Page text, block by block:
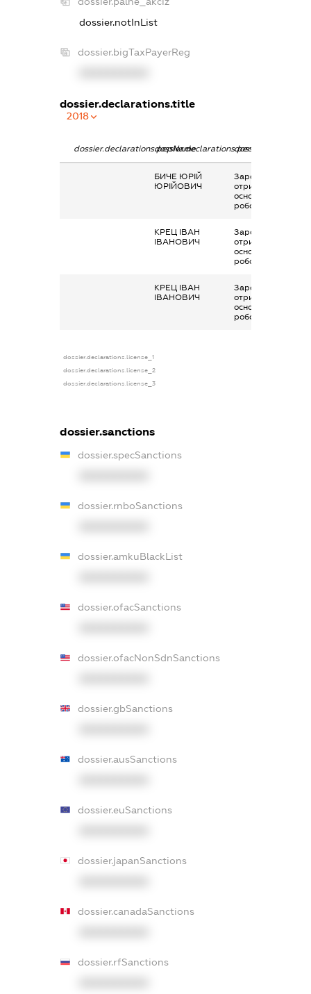
dossier.notInList
dossier.bigTaxPayerReg
dossier.declarations.title
2018
dossier.declarations.pepNamedossier.declarations.personName
БИЧЕ ЮРІЙ
ЮРІЙОВИЧ
Заробітна плата
отримана за
основним місцем
роботи
КРЕЦ ІВАН
ІВАНОВИЧ
Заробітна плата
отримана за
основним місцем
роботи
КРЕЦ ІВАН
ІВАНОВИЧ
Заробітна плата
отримана за
основним місцем
роботи
dossier.declarations.license_1
dossier.declarations.license_2
dossier.declarations.license_3
dossier.sanctions
dossier.specSanctions
dossier.rnboSanctions
dossier.amkuBlackList
dossier.ofacSanctions
dossier.ofacNonSdnSanctions
dossier.gbSanctions
dossier.ausSanctions
dossier.euSanctions
dossier.japanSanctions
dossier.canadaSanctions
dossier.rfSanctions